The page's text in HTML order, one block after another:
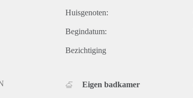
Huisgenoten:
Begindatum:
Bezichtiging
Eigen badkamer